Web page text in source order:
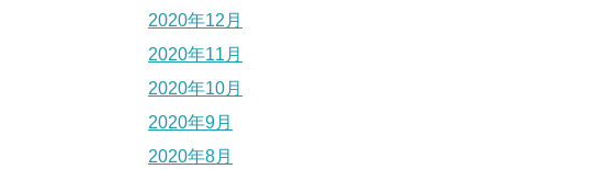
2020年12月
2020年11月
2020年10月
2020年9月
2020年8月